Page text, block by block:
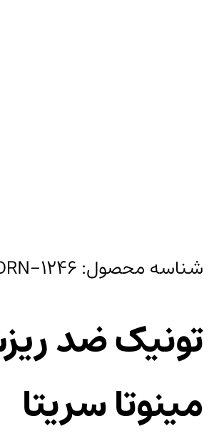
شناسه محصول: 1246
تونیک ضد
مینوتا سریتا